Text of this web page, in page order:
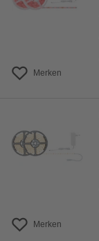
Merken
Merken